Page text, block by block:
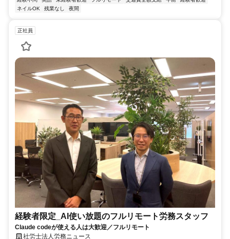
ネイルOK
残業なし 夜間
正社員
経験者限定_AI使い放題のフルリモート労務スタッフ
Claude codeが使える人は大歓迎／フルリモート
社労士法人労務ニュース